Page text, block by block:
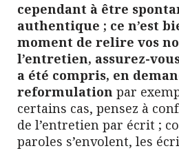
cependant à être
authentique ; ce n’est
moment de relire vos
l’entretien, assurez-
a été compris, en
reformulation par
certains cas, pensez à
de l’entretien par écrit ;
paroles s’envolent, les